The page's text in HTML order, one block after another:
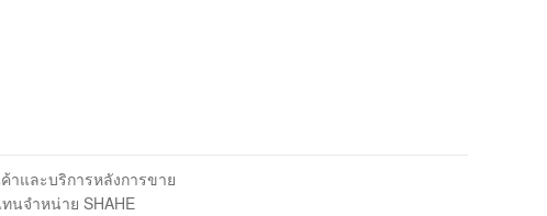
าและบริการหลังการขาย
นจำหน่าย SHAHE